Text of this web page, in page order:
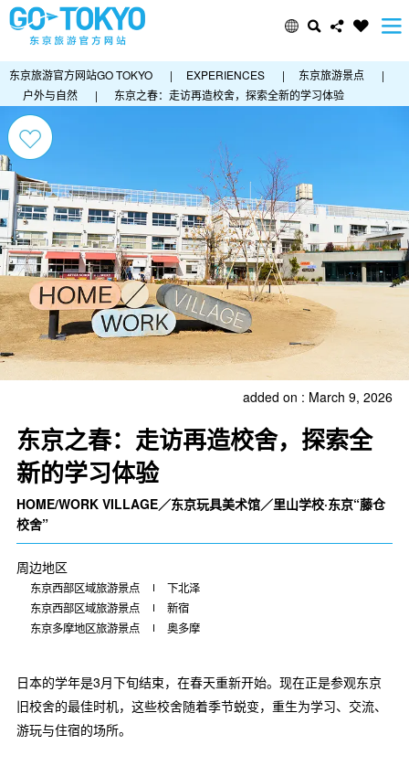
东京旅游官方网站GO TOKYO | EXPERIENCES | 东京旅游景点
|
户外与自然
| 东京之春：走访再造校舍，探索全新的学习体验
added on : March 9, 2026
东京之春：走访再造校舍，探索全
新的学习体验
HOME/WORK VILLAGE／东京玩具美术馆／里山学校·东京“藤仓
校舍”
周边地区
东京西部区域旅游景点
下北泽
东京西部区域旅游景点
新宿
东京多摩地区旅游景点
奥多摩
日本的学年是3月下旬结束，在春天重新开始。现在正是参观东京
旧校舍的最佳时机，这些校舍随着季节蜕变，重生为学习、交流、
游玩与住宿的场所。